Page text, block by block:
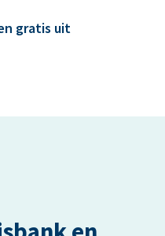
gratis uit